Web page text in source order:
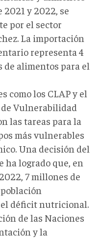
y 2022, se
por el sector
La importación
representa 4
alimentos para el
como los CLAP y el
Vulnerabilidad
las tareas para la
más vulnerables
Una decisión del
ha logrado que, en
7 millones de
el déficit nutricional.
de las Naciones
y la